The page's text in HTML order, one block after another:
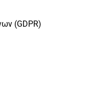
(GDPR)